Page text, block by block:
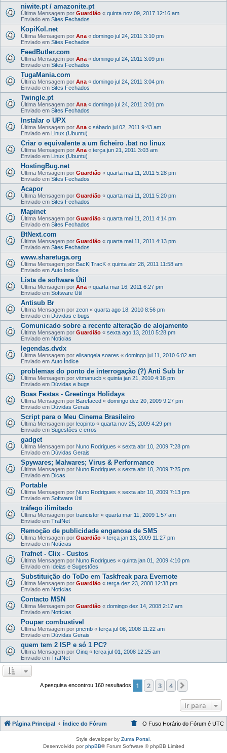
niwite.pt / amazonite.pt
Última Mensagem por Guardião « quinta nov 09, 2017 12:16 am
Enviado em Sites Fechados
KopiKol.net
Última Mensagem por Ana « domingo jul 24, 2011 3:10 pm
Enviado em Sites Fechados
FeedButler.com
Última Mensagem por Ana « domingo jul 24, 2011 3:09 pm
Enviado em Sites Fechados
TugaMania.com
Última Mensagem por Ana « domingo jul 24, 2011 3:04 pm
Enviado em Sites Fechados
Twingle.pt
Última Mensagem por Ana « domingo jul 24, 2011 3:01 pm
Enviado em Sites Fechados
Instalar o UPX
Última Mensagem por Ana « sábado jul 02, 2011 9:43 am
Enviado em Linux (Ubuntu)
Criar o equivalente a um ficheiro .bat no linux
Última Mensagem por Ana « terça jun 21, 2011 3:03 am
Enviado em Linux (Ubuntu)
HostingBug.net
Última Mensagem por Guardião « quarta mai 11, 2011 5:28 pm
Enviado em Sites Fechados
Acapor
Última Mensagem por Guardião « quarta mai 11, 2011 5:20 pm
Enviado em Sites Fechados
Mapinet
Última Mensagem por Guardião « quarta mai 11, 2011 4:14 pm
Enviado em Sites Fechados
BtNext.com
Última Mensagem por Guardião « quarta mai 11, 2011 4:13 pm
Enviado em Sites Fechados
www.sharetuga.org
Última Mensagem por BacK|TracK « quinta abr 28, 2011 11:58 am
Enviado em Auto Índice
Lista de software Útil
Última Mensagem por Ana « quarta mar 16, 2011 6:27 pm
Enviado em Software Útil
Antisub Br
Última Mensagem por zeon « quarta ago 18, 2010 8:56 pm
Enviado em Dúvidas e bugs
Comunicado sobre a recente alteração de alojamento
Última Mensagem por Guardião « sexta ago 13, 2010 5:28 pm
Enviado em Notícias
legendas.dvdx
Última Mensagem por elisangela soares « domingo jul 11, 2010 6:02 am
Enviado em Auto Índice
problemas do ponto de interrogação (?) Anti Sub br
Última Mensagem por vitmanucb « quinta jan 21, 2010 4:16 pm
Enviado em Dúvidas e bugs
Boas Festas - Greetings Holidays
Última Mensagem por Barefaced « domingo dez 20, 2009 9:27 pm
Enviado em Dúvidas Gerais
Script para o Meu Cinema Brasileiro
Última Mensagem por leopinto « quarta nov 25, 2009 4:29 pm
Enviado em Sugestões e erros
gadget
Última Mensagem por Nuno Rodrigues « sexta abr 10, 2009 7:28 pm
Enviado em Dúvidas Gerais
Spywares; Malwares; Virus & Performance
Última Mensagem por Nuno Rodrigues « sexta abr 10, 2009 7:25 pm
Enviado em Dicas
Portable
Última Mensagem por Nuno Rodrigues « sexta abr 10, 2009 7:13 pm
Enviado em Software Útil
tráfego ilimitado
Última Mensagem por trancistor « quarta mar 11, 2009 1:57 am
Enviado em TrafNet
Remoção de publicidade enganosa de SMS
Última Mensagem por Guardião « terça jan 13, 2009 11:27 pm
Enviado em Notícias
Trafnet - Clix - Custos
Última Mensagem por Nuno Rodrigues « quinta jan 01, 2009 4:10 pm
Enviado em Ideias e Sugestões
Substituição do ToDo em Taskfreak para Evernote
Última Mensagem por Guardião « terça dez 23, 2008 12:38 pm
Enviado em Notícias
Contacto MSN
Última Mensagem por Guardião « domingo dez 14, 2008 2:17 am
Enviado em Notícias
Poupar combustivel
Última Mensagem por pncmb « terça jul 08, 2008 11:22 am
Enviado em Dúvidas Gerais
quem tem 2 ISP e só 1 PC?
Última Mensagem por Oinq « terça jul 01, 2008 12:25 am
Enviado em TrafNet
A pesquisa encontrou 160 resultados 1 2 3 4
Ir para
Página Principal Índice do Fórum O Fuso Horário do Fórum é UTC
Style developer by Zuma Portal
Desenvolvido porphpBB® Forum Software © phpBB Limited